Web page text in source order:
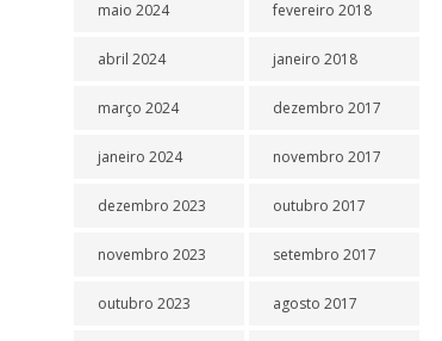
maio 2024
abril 2024
março 2024
janeiro 2024
dezembro 2023
novembro 2023
outubro 2023
fevereiro 2018
janeiro 2018
dezembro 2017
novembro 2017
outubro 2017
setembro 2017
agosto 2017